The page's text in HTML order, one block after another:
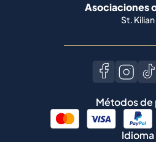
Asociaciones
St. Kilian
Métodos de
Idioma